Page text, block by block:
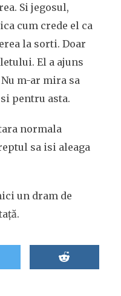
Si jegosul,
cum crede el ca
la sorti. Doar
El a ajuns
m-ar mira sa
pentru asta.
normala
sa isi aleaga
un dram de